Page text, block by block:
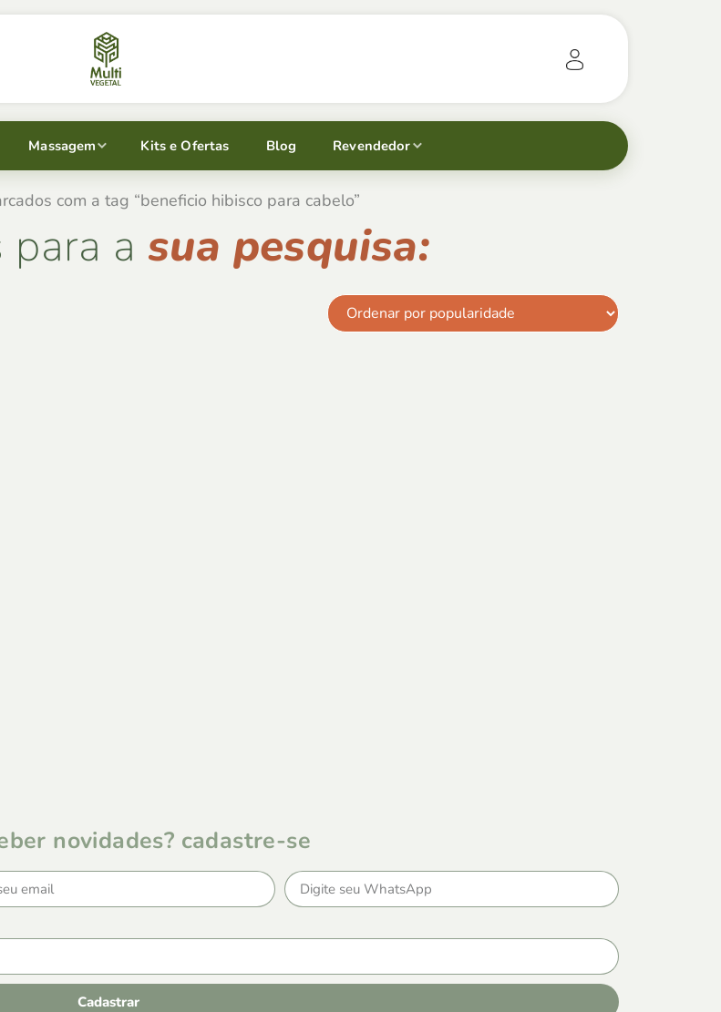
Massagem Kits e Ofertas Blog Revendedor
com a tag “beneficio hibisco para cabelo”
a sua pesquisa:
novidades? cadastre-se
Cadastrar